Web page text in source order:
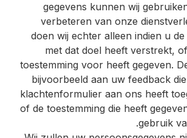
gegevens kunnen wij
verbeteren van onze
doen wij echter alleen indien u de
met dat doel heeft verstrekt,
toestemming voor heeft gegeven.
bijvoorbeeld aan uw feedback
klachtenformulier aan ons heeft
of de toestemming die heeft
gebruik